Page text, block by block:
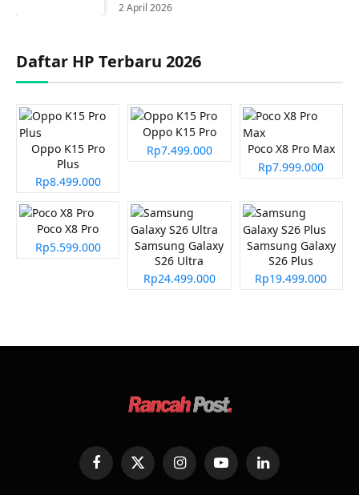
2 April 2026
Daftar HP Terbaru 2026
Oppo K15 Pro
Plus
Rp8.499.000
Oppo K15 Pro
Rp7.499.000
Poco X8 Pro Max
Rp7.999.000
Poco X8 Pro
Rp5.599.000
Samsung Galaxy
S26 Ultra
Rp24.499.000
Samsung Galaxy
S26 Plus
Rp19.499.000
FacebookX
(Twitter)
InstagramYouTubeLinkedIn